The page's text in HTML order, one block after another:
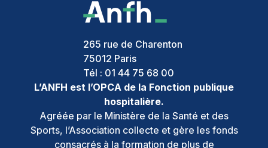
265 rue de Charenton
75012 Paris
Tél : 01 44 75 68 00
L’ANFH est l’OPCA de la Fonction publique
hospitalière.
Agréée par le Ministère de la Santé et des
Sports, l’Association collecte et gère les fonds
consacrés à la formation de plus de